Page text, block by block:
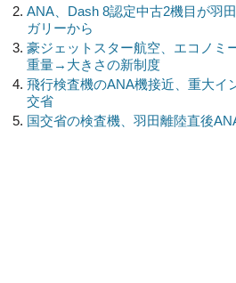
ANA、Dash 8認定中古2機目が羽
ガリーから
豪ジェットスター航空、エコノ
重量→大きさの新制度
飛行検査機のANA機接近、重大イ
交省
国交省の検査機、羽田離陸直後